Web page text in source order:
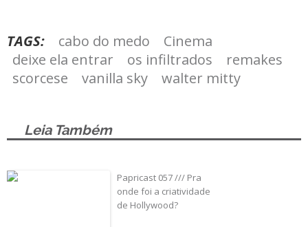
TAGS: cabo do medo
Cinema
deixe ela entrar
os infiltrados
remakes
scorcese
vanilla sky walter mitty
Leia Também
Papricast 057 /// Pra
onde foi a criatividade
de Hollywood?